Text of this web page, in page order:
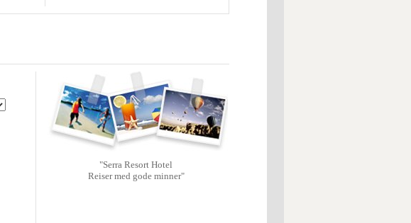
"Serra Resort Hotel
Reiser med gode minner"